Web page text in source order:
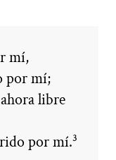
mí,
por mí;
libre
por mí.³